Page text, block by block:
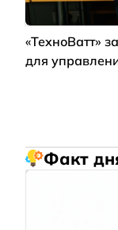
«ТехноВатт»
для
Факт